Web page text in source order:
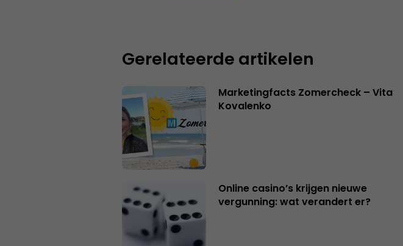
Gerelateerde artikelen
Marketingfacts Zomercheck – Vita
Kovalenko
Online casino’s krijgen nieuwe
vergunning: wat verandert er?